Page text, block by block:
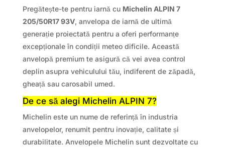
Pregătește-te pentru iarnă cu Michelin ALPIN 7
205/50R17 93V, anvelopa de iarnă de ultimă
generație proiectată pentru a oferi performanțe
excepționale în condiții meteo dificile. Această
anvelopă premium te asigură că vei avea control
deplin asupra vehiculului tău, indiferent de zăpadă,
gheață sau carosabil umed.
De ce să alegi Michelin ALPIN 7?
Michelin este un nume de referință în industria
anvelopelor, renumit pentru inovație, calitate și
durabilitate. Anvelopele Michelin sunt dezvoltate cu